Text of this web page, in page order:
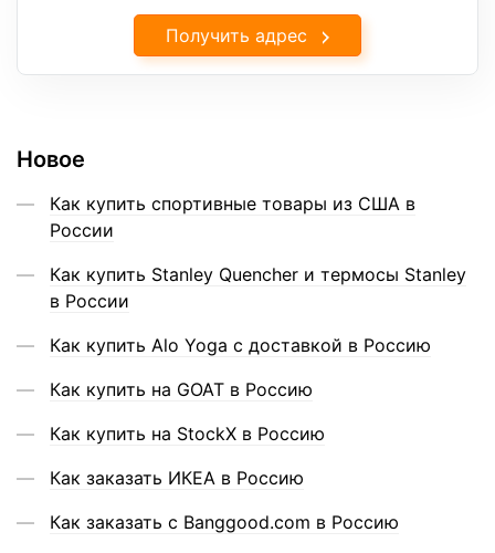
Получить адрес
Новое
Как купить спортивные товары из США в
России
Как купить Stanley Quencher и термосы Stanley
в России
Как купить Alo Yoga с доставкой в Россию
Как купить на GOAT в Россию
Как купить на StockX в Россию
Как заказать ИКЕА в Россию
Как заказать с Banggood.com в Россию